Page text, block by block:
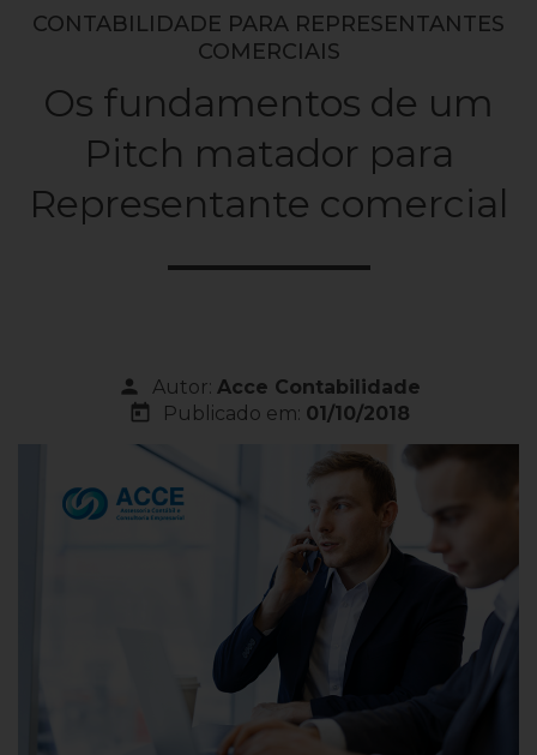
CONTABILIDADE PARA REPRESENTANTES
COMERCIAIS
Os fundamentos de um
Pitch matador para
Representante comercial
person Autor: Acce Contabilidade
today Publicado em: 01/10/2018